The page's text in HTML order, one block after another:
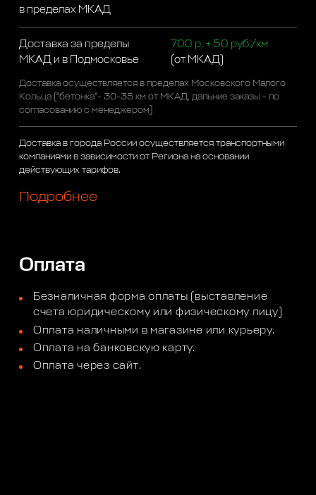
в пределах МКАД
Доставка за пределы
МКАД и в Подмосковье
700 р. + 50 руб./км
(от МКАД)
Доставка осуществляется в пределах Московского Малого
Кольца ("бетонка"- 30-35 км от МКАД, дальние заказы - по
согласованию с менеджером)
Доставка в города России осуществляется транспортными
компаниями в зависимости от Региона на основании
действующих тарифов.
Подробнее
Оплата
Безналичная форма оплаты (выставление
счета юридическому или физическому лицу)
Оплата наличными в магазине или курьеру.
Оплата на банковскую карту.
Оплата через сайт.